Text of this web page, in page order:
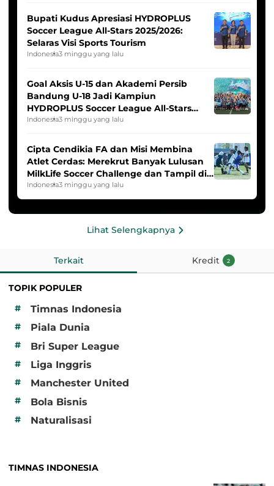
Bupati Kudus Apresiasi HYDROPLUS
Soccer League All-Stars 2025/2026:
Selaras Visi Sports Tourism
Indonesia3 minggu yang lalu
Goal Aksis U-15 dan Akademi Persib
Bandung U-18 Jadi Kampiun
HYDROPLUS Soccer League All-Stars
2025/2026
Indonesia3 minggu yang lalu
Cipta Cendikia FA dan Misi Membina
Atlet Cerdas: Merekrut Banyak Lulusan
MilkLife Soccer Challenge dan Tampil di
HYDROPLUS Soccer League
Indonesia3 minggu yang lalu
Lihat Selengkapnya
Terkait Kredit 2
TOPIK POPULER
#
Timnas Indonesia
# Piala Dunia
# Bri Super League
# Liga Inggris
# Manchester United
# Bola Bisnis
# Naturalisasi
TIMNAS INDONESIA